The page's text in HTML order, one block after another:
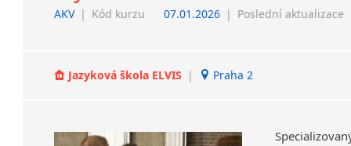
AKV | Kód kurzu 07.01.2026 | Poslední aktualizace
Jazyková škola ELVIS | Praha 2